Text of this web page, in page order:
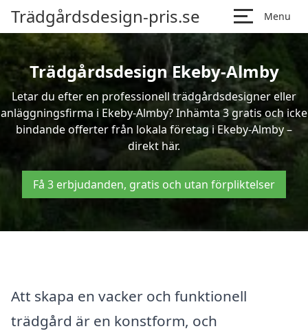
Trädgårdsdesign-pris.se Menu
Trädgårdsdesign Ekeby-Almby
Letar du efter en professionell trädgårdsdesigner eller
anläggningsfirma i Ekeby-Almby? Inhämta 3 gratis och icke
bindande offerter från lokala företag i Ekeby-Almby –
direkt här.
Få 3 erbjudanden, gratis och utan förpliktelser
Att skapa en vacker och funktionell
trädgård är en konstform, och